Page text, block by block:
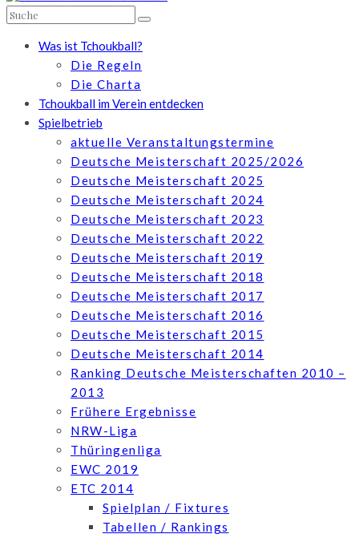
Was ist Tchoukball?
Die Regeln
Die Charta
Tchoukball im Verein entdecken
Spielbetrieb
aktuelle Veranstaltungstermine
Deutsche Meisterschaft 2025/2026
Deutsche Meisterschaft 2025
Deutsche Meisterschaft 2024
Deutsche Meisterschaft 2023
Deutsche Meisterschaft 2022
Deutsche Meisterschaft 2019
Deutsche Meisterschaft 2018
Deutsche Meisterschaft 2017
Deutsche Meisterschaft 2016
Deutsche Meisterschaft 2015
Deutsche Meisterschaft 2014
Ranking Deutsche Meisterschaften 2010 –
2013
Frühere Ergebnisse
NRW-Liga
Thüringenliga
EWC 2019
ETC 2014
Spielplan / Fixtures
Tabellen / Rankings